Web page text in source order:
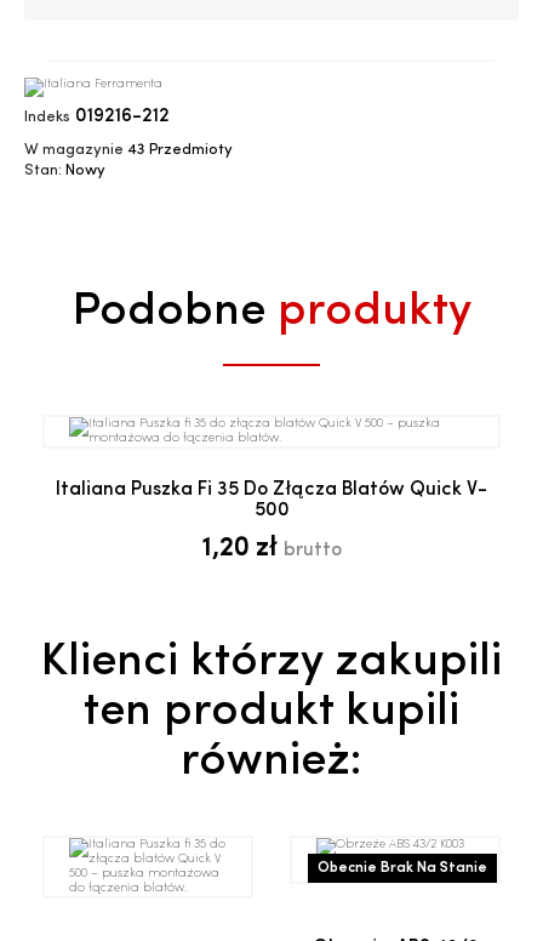
Indeks 019216-212
W magazynie 43 Przedmioty
Stan: Nowy
Podobne produkty
Italiana Puszka Fi 35 Do Złącza Blatów Quick V-
500
1,20 zł brutto
Klienci którzy zakupili
ten produkt kupili
również:
Obecnie Brak Na Stanie